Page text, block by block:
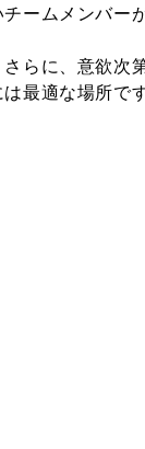
ームメンバー
らに、意欲次
最適な場所で